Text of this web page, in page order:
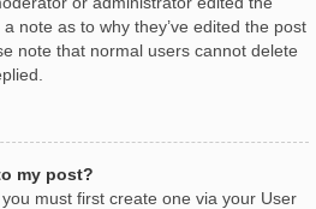
note as to why they’ve edited the post
note that normal users cannot delete
my post?
must first create one via your User